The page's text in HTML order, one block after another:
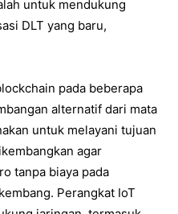
untuk mendukung
DLT yang baru,
pada beberapa
alternatif dari mata
untuk melayani tujuan
agar
tanpa biaya pada
Perangkat IoT